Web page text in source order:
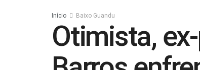
Início Baixo Guandu
Otimista,